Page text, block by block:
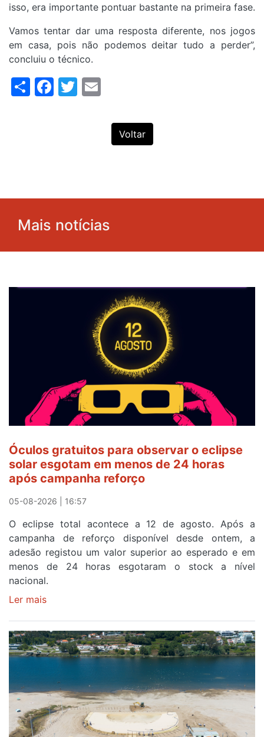
isso, era importante pontuar bastante na primeira fase.
Vamos tentar dar uma resposta diferente, nos jogos
em casa, pois não podemos deitar tudo a perder”,
concluiu o técnico.
ShareFacebook
Twitter
Voltar
Mais notícias
Óculos gratuitos para observar o eclipse
solar esgotam em menos de 24 horas
após campanha reforço
05-08-2026 | 16:57
O eclipse total acontece a 12 de agosto. Após a
campanha de reforço disponível desde ontem, a
adesão registou um valor superior ao esperado e em
menos de 24 horas esgotaram o stock a nível
nacional.
Ler mais
para
observar
eclipse
solar
esgotam
em